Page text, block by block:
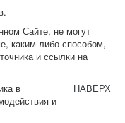
Сайте, не могут
каким-либо способом,
и ссылки на
НАВЕРХ
в
и